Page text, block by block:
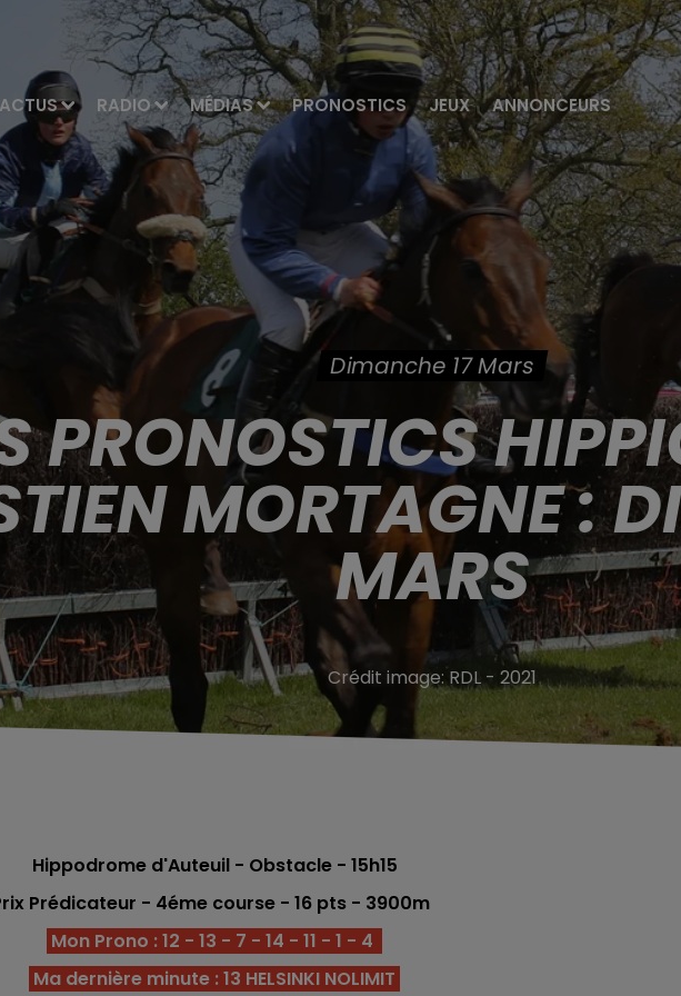
ACTUS RADIO MÉDIAS PRONOSTICS JEUX ANNONCEURS
Dimanche 17 Mars
PRONOSTICS
MORTAGNE :
MARS
Crédit image: RDL - 2021
Hippodrome d'Auteuil - Obstacle - 15h15
Prédicateur - 4éme course - 16 pts - 3900m
Mon Prono : 12 - 13 - 7 - 14 - 11 - 1 - 4
Ma dernière minute : 13 HELSINKI NOLIMIT